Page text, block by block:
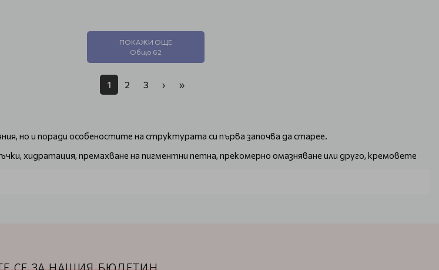
ПОКАЖИ ОЩЕ
Общо 62
1 2 3 › »
но и поради особеностите на структурата си първа започва да старее.
хидратация, премахване на пигментни петна, прекомерно омазняване или друго, кремовете
вода.